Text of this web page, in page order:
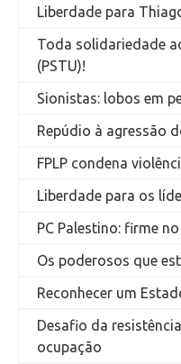
Liberdade para
Toda solidariedade
(PSTU)!
Sionistas: lobos em
Repúdio à agressão
FPLP condena
Liberdade para os
PC Palestino: firme
Os poderosos que
Reconhecer um
Desafio da
ocupação